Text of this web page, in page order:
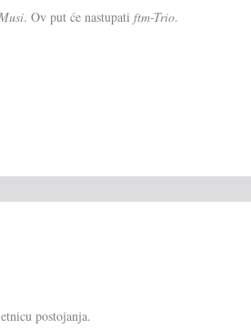
. Ov put će nastupati ftm-Trio.
postojanja.